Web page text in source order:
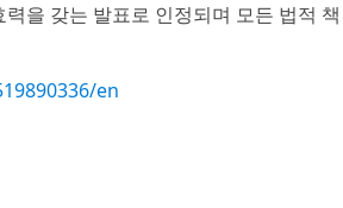
을 갖는 발표로 인정되며 모든 법적 책
en